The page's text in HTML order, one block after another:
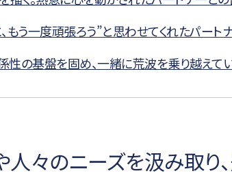
もう一度頑張ろう”と思わせてくれたパート
の基盤を固め、一緒に荒波を乗り越えて
々のニーズを汲み取り